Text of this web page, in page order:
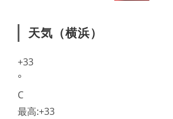
天気（横浜）
+33
°
C
最高:+33